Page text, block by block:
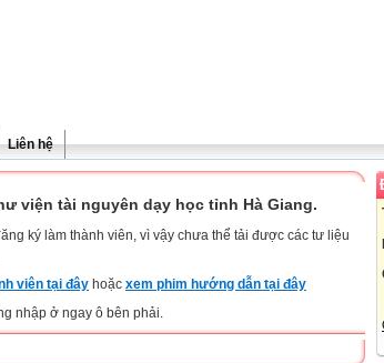
Liên hệ
viện tài nguyên dạy học tỉnh Hà Giang.
ký làm thành viên, vì vậy chưa thể tải được các tư liệu
viên tại đây hoặc xem phim hướng dẫn tại đây
nhập ở ngay ô bên phải.